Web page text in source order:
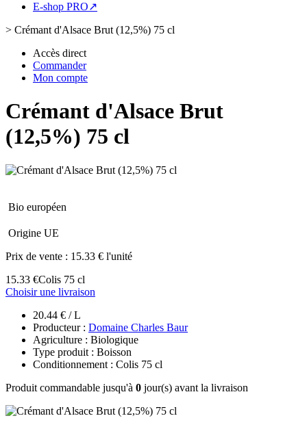
E-shop PRO↗
> Crémant d'Alsace Brut (12,5%) 75 cl
Accès direct
Commander
Mon compte
Crémant d'Alsace Brut
(12,5%) 75 cl
Bio européen
Origine UE
Prix de vente : 15.33 € l'unité
15.33 €Colis 75 cl
Choisir une livraison
20.44 € / L
Producteur : Domaine Charles Baur
Agriculture : Biologique
Type produit : Boisson
Conditionnement : Colis 75 cl
Produit commandable jusqu'à 0 jour(s) avant la livraison